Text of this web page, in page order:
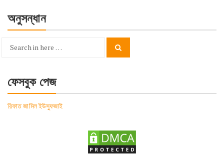
অনুসন্ধান
Search
ফেসবুক পেজ
রিফাত জামিল ইউসুফজাই